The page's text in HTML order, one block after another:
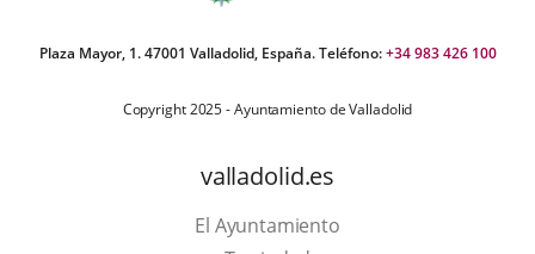
Plaza Mayor, 1. 47001 Valladolid, España. Teléfono:+34 983 426 100
Copyright 2025 - Ayuntamiento de Valladolid
valladolid.es
El Ayuntamiento